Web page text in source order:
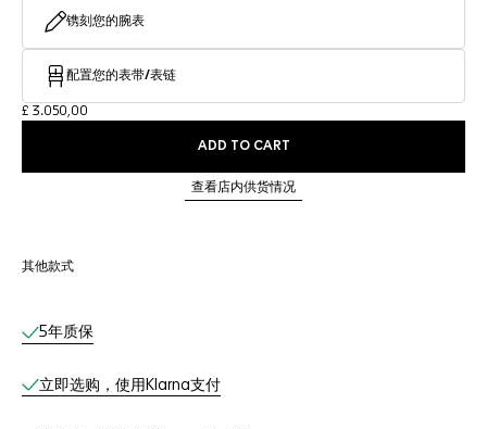
镌刻您的腕表
配置您的表带/表链
£ 3.050,00
ADD TO CART
查看店内供货情况
其他款式
线上服务
5年质保
立即选购，使用Klarna支付